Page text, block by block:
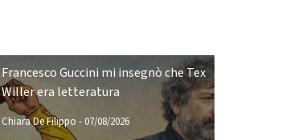
Francesco Guccini mi insegnò che Tex
Willer era letteratura
Chiara De Filippo -07/08/2026